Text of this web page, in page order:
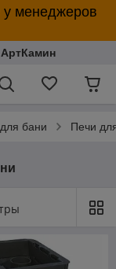
у менеджеров
бани Печи